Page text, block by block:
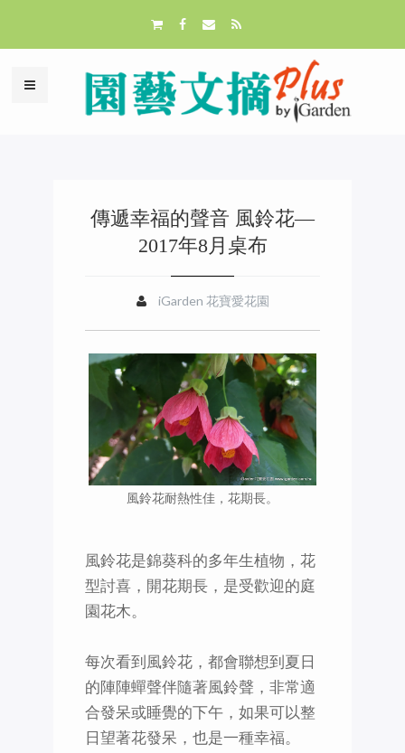
傳遞幸福的聲音 風鈴花—
2017年8月桌布
iGarden 花寶愛花園
風鈴花耐熱性佳，花期長。
風鈴花是錦葵科的多年生植物，花
型討喜，開花期長，是受歡迎的庭
園花木。
每次看到風鈴花，都會聯想到夏日
的陣陣蟬聲伴隨著風鈴聲，非常適
合發呆或睡覺的下午，如果可以整
日望著花發呆，也是一種幸福。